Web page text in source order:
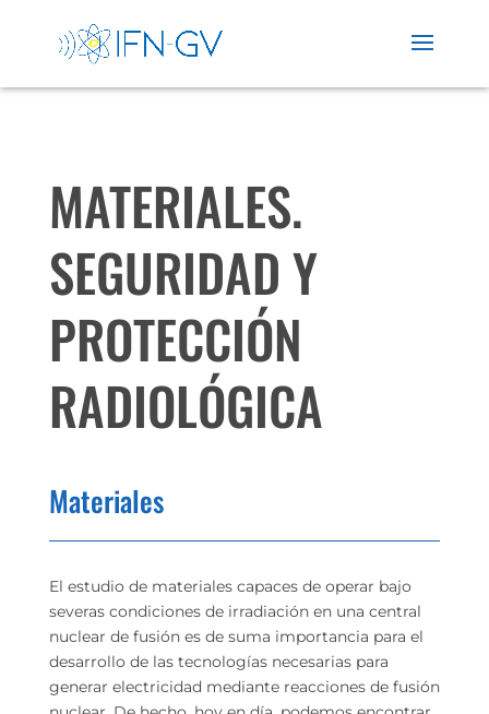
MATERIALES.
SEGURIDAD Y
PROTECCIÓN
RADIOLÓGICA
Materiales
El estudio de materiales capaces de operar bajo
severas condiciones de irradiación en una central
nuclear de fusión es de suma importancia para el
desarrollo de las tecnologías necesarias para
generar electricidad mediante reacciones de fusión